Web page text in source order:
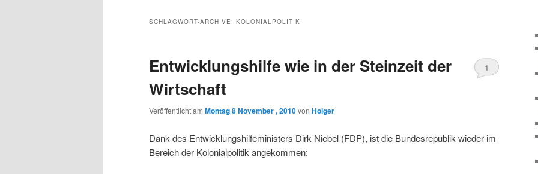
wechseln
SCHLAGWORT-ARCHIVE: KOLONIALPOLITIK
Entwicklungshilfe wie in der Steinzeit der
Wirtschaft
Veröffentlicht am Montag 8 November , 2010von Holger
1
Dank des Entwicklungshilfeministers Dirk Niebel (FDP), ist die Bundesrepublik wieder im
Bereich der Kolonialpolitik angekommen: